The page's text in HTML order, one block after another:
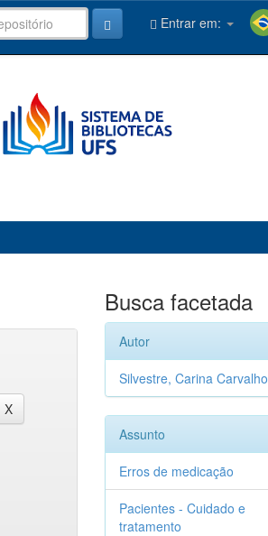
Entrar em:
Busca facetada
Autor
Silvestre, Carina Carvalho
Assunto
Erros de medicação
Pacientes - Cuidado e
tratamento